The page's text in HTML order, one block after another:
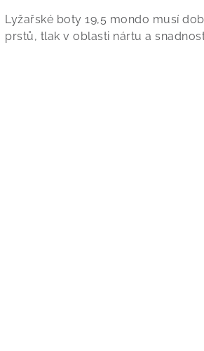
v
l
Lyžařské boty 19,5 mondo musí
prstů, tlak v oblasti nártu a